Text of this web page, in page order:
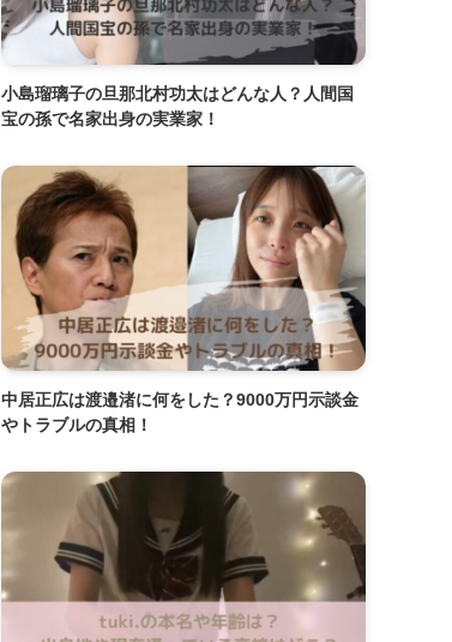
小島瑠璃子の旦那北村功太はどんな人？人間国
宝の孫で名家出身の実業家！
中居正広は渡邉渚に何をした？9000万円示談金
やトラブルの真相！